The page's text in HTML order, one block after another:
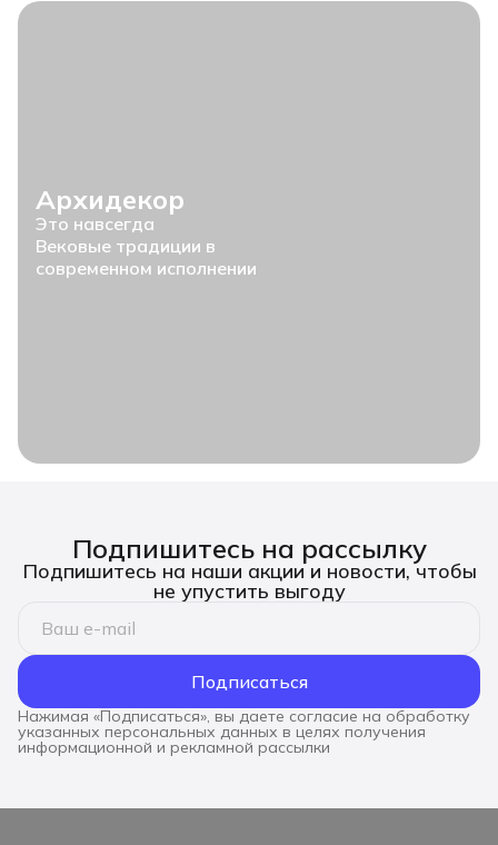
Архидекор
Это навсегда
Вековые традиции в
современном исполнении
Подпишитесь на рассылку
Подпишитесь на наши акции и новости, чтобы
не упустить выгоду
Подписаться
Нажимая «Подписаться», вы даете согласие на обработку
указанных персональных данных в целях получения
информационной и рекламной рассылки